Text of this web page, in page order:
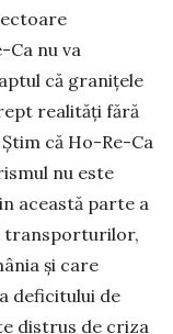
Ca nu va
că gra­nițele
rea­lități fără
că Ho-Re-Ca
nu este
această parte a
transporturilor,
și care
deficitului de
distrus de criza